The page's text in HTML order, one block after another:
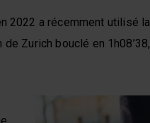
2022 a récemment utilisé la
Zurich bouclé en 1h08’38,